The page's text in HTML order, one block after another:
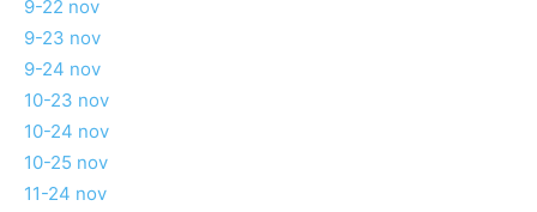
9-22 nov
9-23 nov
9-24 nov
10-23 nov
10-24 nov
10-25 nov
11-24 nov